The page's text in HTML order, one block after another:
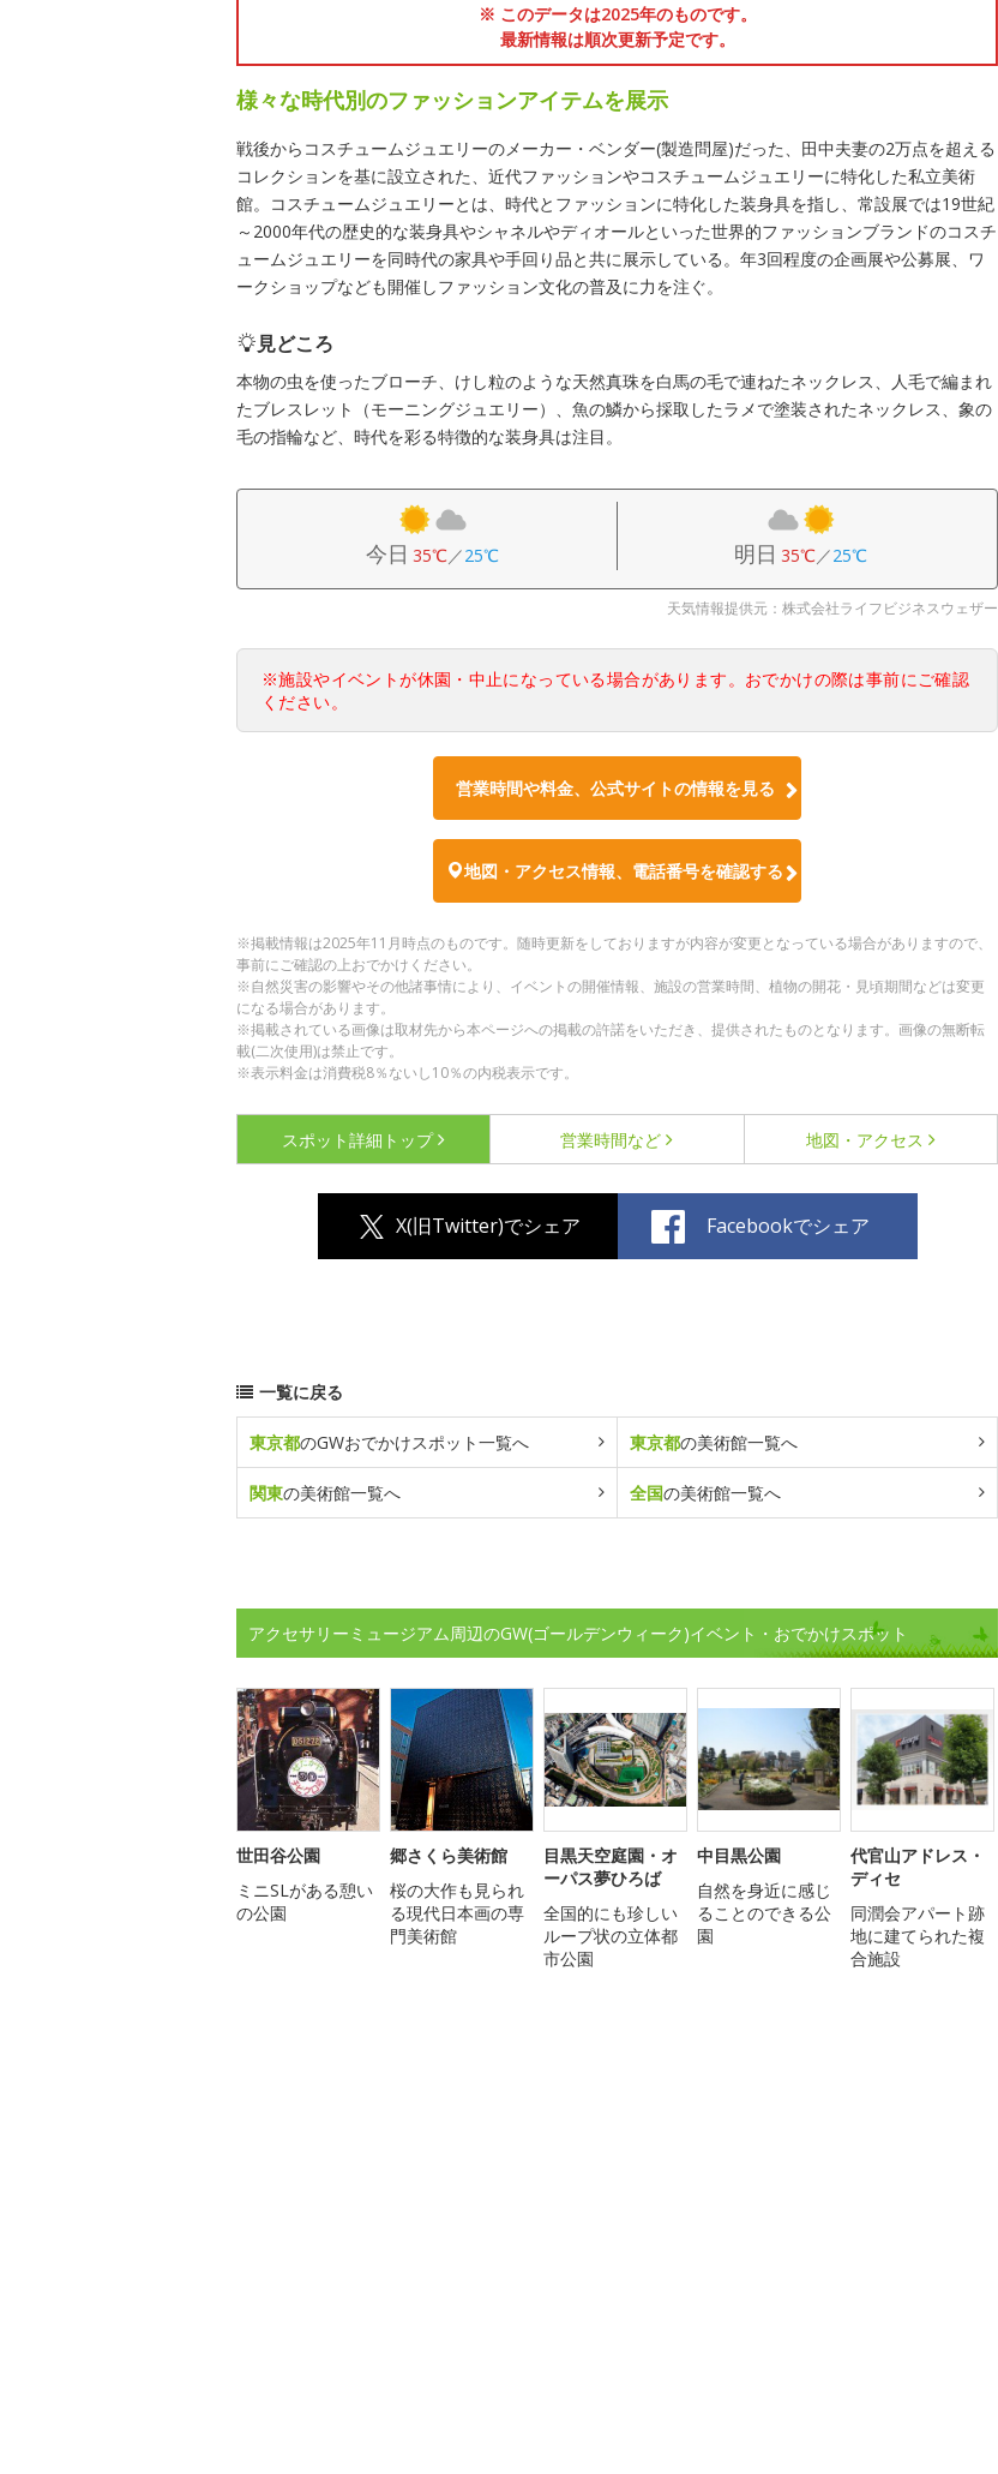
※ このデータは2025年のものです。
最新情報は順次更新予定です。
様々な時代別のファッションアイテムを展示
戦後からコスチュームジュエリーのメーカー・ベンダー(製造問屋)だった、田中夫妻の2万点を超える
コレクションを基に設立された、近代ファッションやコスチュームジュエリーに特化した私立美術
館。コスチュームジュエリーとは、時代とファッションに特化した装身具を指し、常設展では19世紀
～2000年代の歴史的な装身具やシャネルやディオールといった世界的ファッションブランドのコスチ
ュームジュエリーを同時代の家具や手回り品と共に展示している。年3回程度の企画展や公募展、ワ
ークショップなども開催しファッション文化の普及に力を注ぐ。
見どころ
本物の虫を使ったブローチ、けし粒のような天然真珠を白馬の毛で連ねたネックレス、人毛で編まれ
たブレスレット（モーニングジュエリー）、魚の鱗から採取したラメで塗装されたネックレス、象の
毛の指輪など、時代を彩る特徴的な装身具は注目。
今日 35℃／25℃ 明日 35℃／25℃
天気情報提供元：株式会社ライフビジネスウェザー
※施設やイベントが休園・中止になっている場合があります。おでかけの際は事前にご確認
ください。
営業時間や料金、公式サイトの情報を見る
地図・アクセス情報、電話番号を確認する
※掲載情報は2025年11月時点のものです。随時更新をしておりますが内容が変更となっている場合がありますので、
事前にご確認の上おでかけください。
※自然災害の影響やその他諸事情により、イベントの開催情報、施設の営業時間、植物の開花・見頃期間などは変更
になる場合があります。
※掲載されている画像は取材先から本ページへの掲載の許諾をいただき、提供されたものとなります。画像の無断転
載(二次使用)は禁止です。
※表示料金は消費税8％ないし10％の内税表示です。
スポット詳細 トップ 営業時間など 地図・アクセス
X(旧Twitter)でシェア Facebookでシェア
一覧に戻る
東京都のGWおでかけスポット一覧へ 東京都の美術館一覧へ
関東の美術館一覧へ 全国の美術館一覧へ
アクセサリーミュージアム周辺のGW(ゴールデンウィーク)イベント・おでかけスポット
世田谷公園
ミニSLがある憩い
の公園
郷さくら美術館
桜の大作も見られ
る現代日本画の専
門美術館
目黒天空庭園・オ
ーパス夢ひろば
全国的にも珍しい
ループ状の立体都
市公園
中目黒公園
自然を身近に感じ
ることのできる公
園
代官山アドレス・
ディセ
同潤会アパート跡
地に建てられた複
合施設